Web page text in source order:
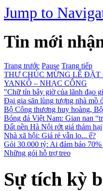
Jump to
Tin mới
Trang trước Pause Trang tiếp
THƯ CHÚC MỪNG LỄ
YANKÔ – NHẠC CÔNG
"Chữ tín bây giờ của lãnh đạo
Đại gia săn lùng tượng nhà mồ
Bộ Công thương huy hoàng,
Bóng đá Việt Nam: Gian nan
Đất nền Hà Nội rớt giá thảm hại
Nhà xã hội: Giá rẻ vẫn lo... ế?
Gói 30.000 tỷ: Ai đảm bảo 70%
Những gói hỗ trợ treo
Sự tích kỳ